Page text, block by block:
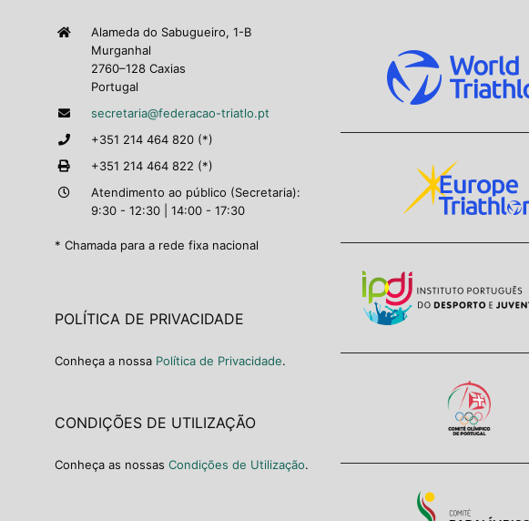
Alameda do Sabugueiro, 1-B
Murganhal
2760–128 Caxias
Portugal
secretaria@federacao-triatlo.pt
+351 214 464 820 (*)
+351 214 464 822 (*)
Atendimento ao público (Secretaria):
9:30 - 12:30 | 14:00 - 17:30
* Chamada para a rede fixa nacional
POLÍTICA DE PRIVACIDADE
Conheça a nossa Política de Privacidade.
CONDIÇÕES DE UTILIZAÇÃO
Conheça as nossas Condições de Utilização.